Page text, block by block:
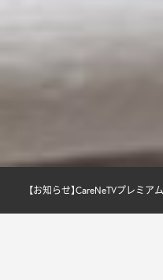
【お知らせ】CareNeTVプレミ